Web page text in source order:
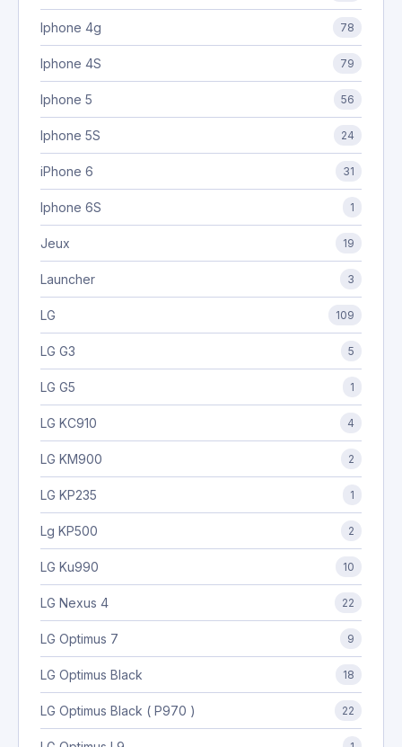
Iphone 4g 78
Iphone 4S 79
Iphone 5 56
Iphone 5S 24
iPhone 6 31
Iphone 6S 1
Jeux 19
Launcher 3
LG 109
LG G3 5
LG G5 1
LG KC910 4
LG KM900 2
LG KP235 1
Lg KP500 2
LG Ku990 10
LG Nexus 4 22
LG Optimus 7 9
LG Optimus Black 18
LG Optimus Black ( P970 ) 22